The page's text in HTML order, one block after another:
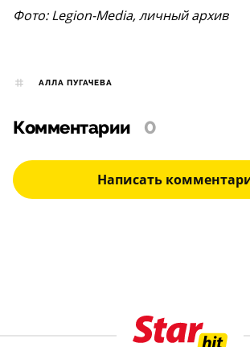
Фото: Legion-Media, личный архив
АЛЛА ПУГАЧЕВА
Комментарии 0
Написать